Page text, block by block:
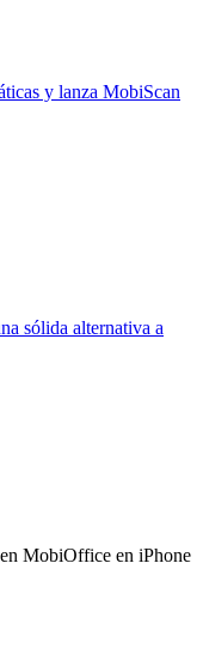
y lanza MobiScan
sólida alternativa a
MobiOffice en iPhone